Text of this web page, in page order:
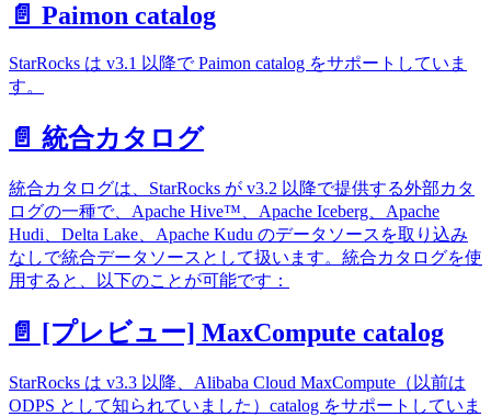
📄️ Paimon catalog
StarRocks は v3.1 以降で Paimon catalog をサポートしていま
す。
📄️ 統合カタログ
統合カタログは、StarRocks が v3.2 以降で提供する外部カタ
ログの一種で、Apache Hive™、Apache Iceberg、Apache
Hudi、Delta Lake、Apache Kudu のデータソースを取り込み
なしで統合データソースとして扱います。統合カタログを使
用すると、以下のことが可能です：
📄️ [プレビュー] MaxCompute catalog
StarRocks は v3.3 以降、Alibaba Cloud MaxCompute（以前は
ODPS として知られていました）catalog をサポートしていま